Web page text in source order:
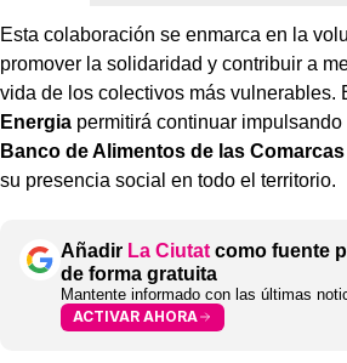
Esta colaboración se enmarca en la
promover la solidaridad y contribuir a
vida de los colectivos más vulnerables.
Energia permitirá continuar impulsando
Banco de Alimentos de las
su presencia social en todo el territorio.
Añadir La Ciutat como fuente
de forma gratuita
Mantente informado con las últimas
ACTIVAR AHORA